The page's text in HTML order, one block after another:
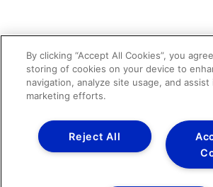
By clicking “Accept All Cookies”, you
storing of cookies on your device to
navigation, analyze site usage, and assist
marketing efforts.
Reject All